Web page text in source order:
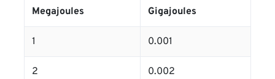
Megajoules Gigajoules
1 0.001
2 0.002